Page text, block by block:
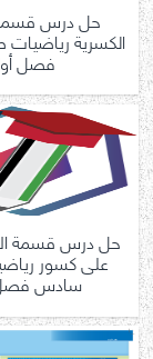
حل درس قسمة
الكسرية
فصل
حل درس قسمة
على كسور
سادس